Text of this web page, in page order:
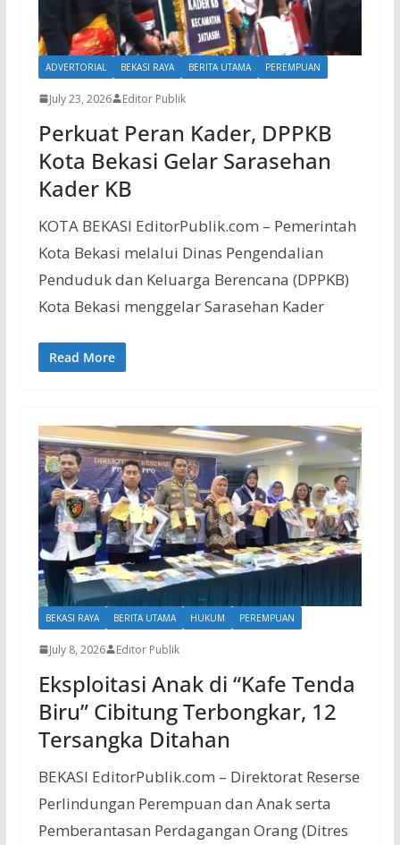
ADVERTORIAL BEKASI RAYA BERITA UTAMA PEREMPUAN
July 23, 2026 Editor Publik
Perkuat Peran Kader, DPPKB
Kota Bekasi Gelar Sarasehan
Kader KB
KOTA BEKASI EditorPublik.com – Pemerintah
Kota Bekasi melalui Dinas Pengendalian
Penduduk dan Keluarga Berencana (DPPKB)
Kota Bekasi menggelar Sarasehan Kader
Read More
BEKASI RAYA BERITA UTAMA HUKUM PEREMPUAN
July 8, 2026 Editor Publik
Eksploitasi Anak di “Kafe Tenda
Biru” Cibitung Terbongkar, 12
Tersangka Ditahan
BEKASI EditorPublik.com – Direktorat Reserse
Perlindungan Perempuan dan Anak serta
Pemberantasan Perdagangan Orang (Ditres